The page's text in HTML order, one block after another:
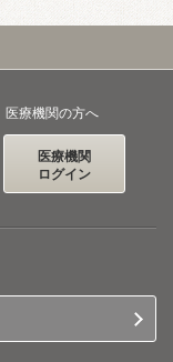
医療機関の方へ
医療機関
ログイン